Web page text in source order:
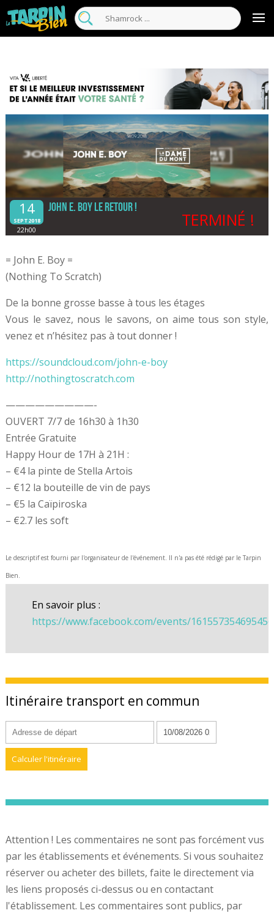
14
SEPT2018
22h00
John E. Boy le retour !
TERMINÉ !
= John E. Boy =
(Nothing To Scratch)
De la bonne grosse basse à tous les étages
Vous le savez, nous le savons, on aime tous son style,
venez et n’hésitez pas à tout donner !
https://soundcloud.com/john-e-boy
http://nothingtoscratch.com
—————————-
OUVERT 7/7 de 16h30 à 1h30
Entrée Gratuite
Happy Hour de 17H à 21H :
– €4 la pinte de Stella Artois
– €12 la bouteille de vin de pays
– €5 la Caïpiroska
– €2.7 les soft
Le descriptif est fourni par l'organisateur de l'événement. Il n'a pas été rédigé par le Tarpin
Bien.
En savoir plus :
https://www.facebook.com/events/
Itinéraire transport en commun
Attention ! Les commentaires ne sont pas forcément vus
par les établissements et événements. Si vous souhaitez
réserver ou acheter des billets, faite le directement via
les liens proposés ci-dessus ou en contactant
l'établissement. Les commentaires sont publics, par